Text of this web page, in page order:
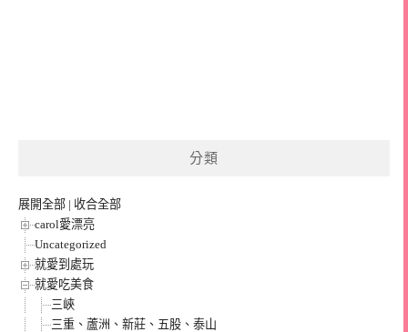
分類
展開全部 | 收合全部
carol愛漂亮
Uncategorized
就愛到處玩
就愛吃美食
三峽
三重、蘆洲、新莊、五股、泰山